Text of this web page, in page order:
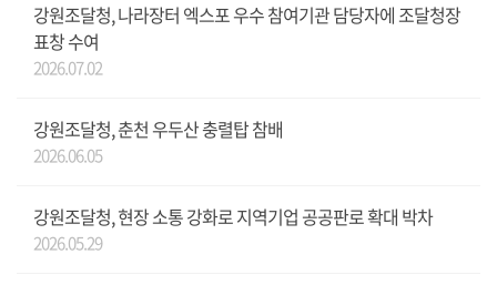
강원조달청, 나라장터 엑스포 우수 참여기관 담당자에 조달청장
표창 수여
2026.07.02
강원조달청, 춘천 우두산 충렬탑 참배
2026.06.05
강원조달청, 현장 소통 강화로 지역기업 공공판로 확대 박차
2026.05.29